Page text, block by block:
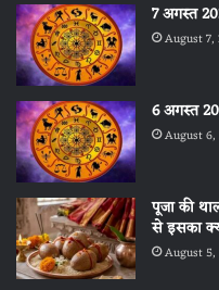
7 अगस्त
August 7,
6 अगस्त
August
पूजा की
से इसका
August